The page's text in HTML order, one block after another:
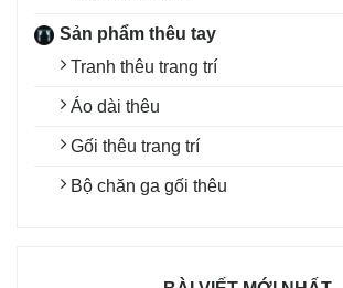
Sản phẩm thêu tay
Tranh thêu trang trí
Áo dài thêu
Gối thêu trang trí
Bộ chăn ga gối thêu